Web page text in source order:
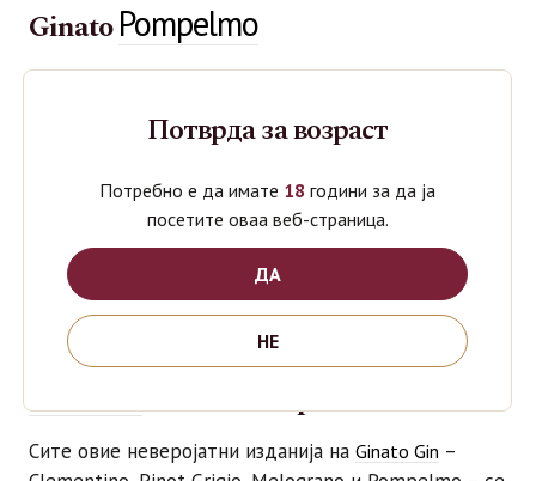
GinatoPompelmo
Ginato Pompelmoе вистинска сензација за
горчливо-слатки ноти, овој џин е совршен избор за
Комбинирајте го со тоник вода и парче розов
грејпфрут за незаборавно искуство.
Pompelmoе
совршена комбинација на освежување и карактер,
кој остава впечаток при секое наздравување.
во Вино Маркет
Сите овие неверојатни изданија на Ginato Gin –
Потврда за возраст
Потребно е да имате 18 години за да ја
посетите оваа веб-страница.
ДА
НЕ